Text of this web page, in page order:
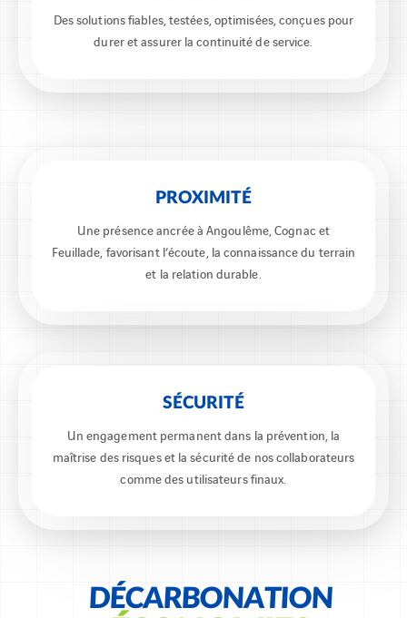
Des solutions fiables, testées, optimisées, conçues pour
durer et assurer la continuité de service.
PROXIMITÉ
Une présence ancrée à Angoulême, Cognac et
Feuillade, favorisant l’écoute, la connaissance du terrain
et la relation durable.
SÉCURITÉ
Un engagement permanent dans la prévention, la
maîtrise des risques et la sécurité de nos collaborateurs
comme des utilisateurs finaux.
DÉCARBONATION